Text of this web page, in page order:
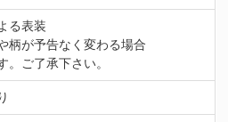
る表装
柄が予告なく変わる場合
。ご了承下さい。